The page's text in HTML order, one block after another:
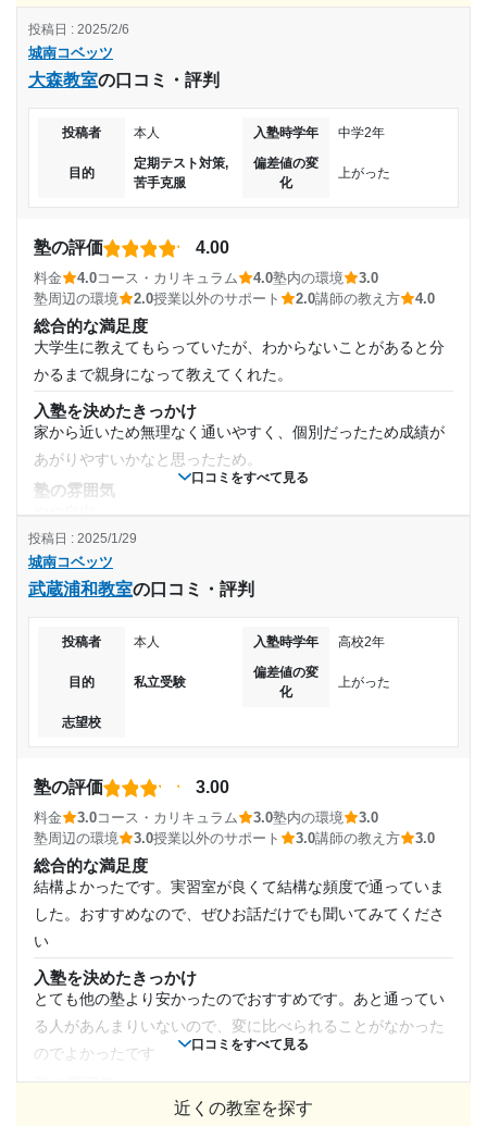
成績維持をしているだけでなくて、成績が上がってい
る。がある程度のところからは上がっていない。
第一志望校：合格
第二志望校：合格
城南コベッツ 鶴見教室の口コミをもっと見る
中学1年
受講コース
通年
週2日
1日あたりの授業時間
2時間～3時間未満
30,001円〜40,000円
目的の達成度
達成
目的の達成理由
まだ通っていますが、今は学校の成績は良いので信頼し
ているのでこれからも期待しています。
志望校と合格状況
個別指導のほかにオンライン予備校やタブレットを使ったコ
ースがあるので、選択肢が多い
講師の教え方
また模試などが近い時は授業時に柔軟に対応してくれたか
や故障しているところはないので、普通
塾周辺の環境
仕方のないことだが、青梅街道沿いなので、たまに騒音が気
になる時がある。ただよほどうるさいバイクなどではない限
り気にならない。
授業以外のサポート
自習スペースの近くに講師がいるので質問しやすい。またこ
まめに面談があるので学習の進度をチェックしてもらえる。
2020年10月〜2023年3月(2年6ヶ月)
通塾頻度
週2日
1日あたりの授業時間
月額料金
30,001円〜40,000円
口コミをすべて見る
城南コベッツ
大森教室の口コミ・評判
投稿日 : 2025/2/6
投稿者 本人 入塾時学年 中学2年
目的
定期テスト対策,
苦手克服
偏差値の変
化
上がった
塾の評価 4.00
料金 4.0コース・カリキュラム 4.0塾内の環境
3.0
塾周辺の環境
2.0授業以外のサポート 2.0講師の教え方 4.0
総合的な満足度
大学生に教えてもらっていたが、わからないことがあると分
かるまで親身になって教えてくれた。
入塾を決めたきっかけ
家から近いため無理なく通いやすく、個別だったため成績が
あがりやすいかなと思ったため。
塾の雰囲気
料金
個別であるため、そこら辺の塾よりも少し割高であるが、自
分に合った授業数や週に何回などを決めることができる点で
コース・カリキュラム
特にコースをとっていたわけではなく、個別の授業を週に一
回一コマだけ取っていたためとくになし。
講師の教え方
親身になって教えてくれる。
塾内の環境
そこまで大きな教室ではないため、自習室もべつに教室があ
ると言うわけではなく一つの部屋にスペースがあると言った
感じである。
塾周辺の環境
一つ前の塾長の対応は良かったが、変わった後の塾長や運営
授業以外のサポート
(相談・面談、家庭学習のサポート、授業以外のコミュニケーション等)
振替したのにされてなかったり、それをバイト側に伝えてい
なかったりと少し適当なところがあった。
口コミをすべて見る
城南コベッツ
武蔵浦和教室の口コミ・評判
投稿日 : 2025/1/29
投稿者 本人 入塾時学年 高校2年
目的 私立受験
偏差値の変
化
上がった
志望校
塾の評価 3.00
料金 3.0コース・カリキュラム 3.0塾内の環境
3.0
塾周辺の環境
3.0授業以外のサポート 3.0講師の教え方 3.0
総合的な満足度
結構よかったです。実習室が良くて結構な頻度で通っていま
した。おすすめなので、ぜひお話だけでも聞いてみてくださ
い
入塾を決めたきっかけ
とても他の塾より安かったのでおすすめです。あと通ってい
る人があんまりいないので、変に比べられることがなかった
のでよかったです
近くの教室を探す